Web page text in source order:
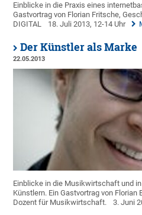
Einblicke in die Praxis eines
Gastvortrag von Florian Fritsche,
DIGITAL
18. Juli 2013, 12-14 Uhr
Der Künstler als Marke
22.05.2013
Einblicke in die Musikwirtschaft und
Künstlern. Ein Gastvortrag von Florian
Dozent für Musikwirtschaft.
3. Juni